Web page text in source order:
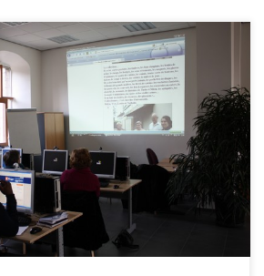
plus tard, je prends enfin le temps d’écrire
tout d’abord par remercier
sa bonne humeur et toute la
nous a apportées. De 9h30 à 12h00 :
dernières nouvelles…» La première […]